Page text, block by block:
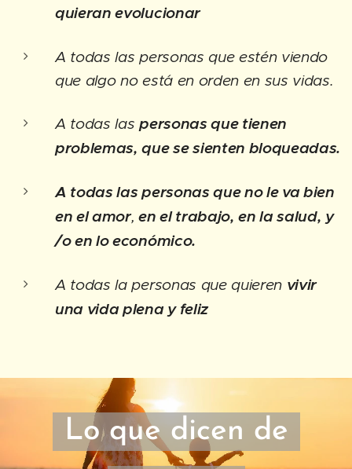
quieran evolucionar
A todas las personas que estén viendo
que algo no está en orden en sus vidas.
A todas laspersonas que tienen
problemas, que se sienten bloqueadas.
A todas las personas que no le va bien
en el amor, en el trabajo, en la salud, y
/o en lo económico.
A todas la personas que quieren vivir
una vida plena y feliz
Lo que dicen de